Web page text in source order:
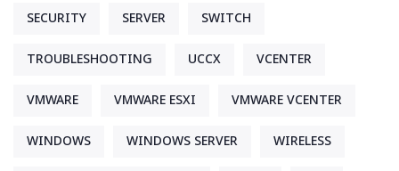
SECURITY SERVER SWITCH
TROUBLESHOOTING UCCX VCENTER
VMWARE VMWARE ESXI VMWARE VCENTER
WINDOWS WINDOWS SERVER WIRELESS